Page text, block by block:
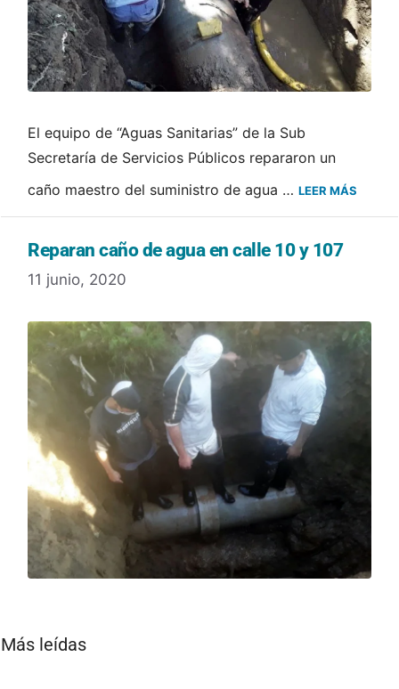
El equipo de “Aguas Sanitarias” de la Sub
Secretaría de Servicios Públicos repararon un
caño maestro del suministro de agua … LEER MÁS
Reparan caño de agua en calle 10 y 107
11 junio, 2020
Más leídas